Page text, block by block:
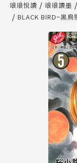
【公告】琅
請圖文教學
【公告】琅
查詢
【公告】因
停部分閱讀
琅琅悅讀 琅琅讀墨
BLACK BIRD~黑鳥